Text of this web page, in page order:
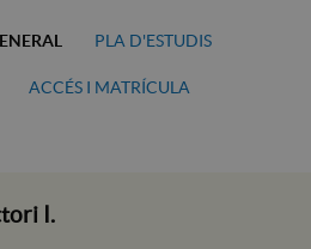
PLA D'ESTUDIS
ACCÉS I MATRÍCULA
I.